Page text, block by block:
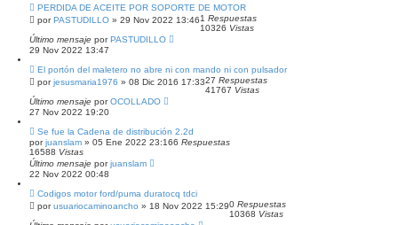
PERDIDA DE ACEITE POR SOPORTE DE MOTOR
porPASTUDILLO » 29 Nov 2022 13:461 Respuestas
10326 Vistas
Último mensaje porPASTUDILLO
29 Nov 2022 13:47
El portón del maletero no abre ni con mando ni con pulsador
porjesusmaria1976 » 08 Dic 2016 17:3327 Respuestas
41767 Vistas
Último mensaje porOCOLLADO
27 Nov 2022 19:20
Se fue la Cadena de distribución 2.2d
porjuanslam » 05 Ene 2022 23:166 Respuestas
16588 Vistas
Último mensaje porjuanslam
22 Nov 2022 00:48
Codigos motor ford/puma duratocq tdci
porusuariocaminoancho » 18 Nov 2022 15:290 Respuestas
10368 Vistas